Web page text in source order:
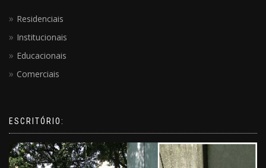
Residenciais
Institucionais
Educacionais
Comerciais
ESCRITÓRIO: